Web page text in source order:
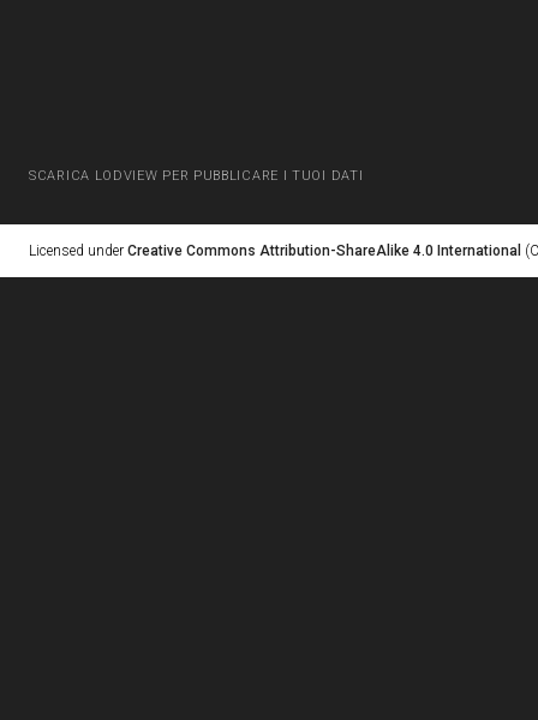
SCARICA LODVIEW PER PUBBLICARE I TUOI DATI
Licensed under Creative Commons Attribution-ShareAlike 4.0 International